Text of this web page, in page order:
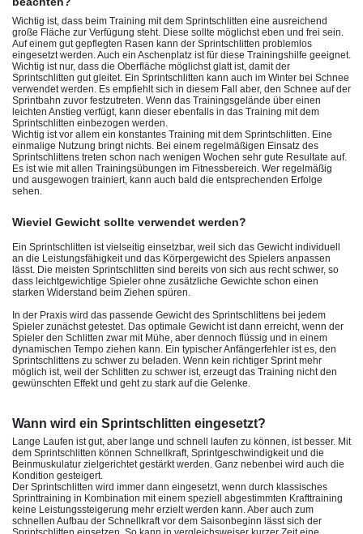
Wichtig ist, dass beim Training mit dem Sprintschlitten eine ausreichend
große Fläche zur Verfügung steht. Diese sollte möglichst eben und frei sein.
Auf einem gut gepflegten Rasen kann der Sprintschlitten problemlos
eingesetzt werden. Auch ein Aschenplatz ist für diese Trainingshilfe geeignet.
Wichtig ist nur, dass die Oberfläche möglichst glatt ist, damit der
Sprintschlitten gut gleitet. Ein Sprintschlitten kann auch im Winter bei Schnee
verwendet werden. Es empfiehlt sich in diesem Fall aber, den Schnee auf der
Sprintbahn zuvor festzutreten. Wenn das Trainingsgelände über einen
leichten Anstieg verfügt, kann dieser ebenfalls in das Training mit dem
Sprintschlitten einbezogen werden.
Wichtig ist vor allem ein konstantes Training mit dem Sprintschlitten. Eine
einmalige Nutzung bringt nichts. Bei einem regelmäßigen Einsatz des
Sprintschlittens treten schon nach wenigen Wochen sehr gute Resultate auf.
Es ist wie mit allen Trainingsübungen im Fitnessbereich. Wer regelmäßig
und ausgewogen trainiert, kann auch bald die entsprechenden Erfolge
sehen.
Wieviel Gewicht sollte verwendet werden?
Ein Sprintschlitten ist vielseitig einsetzbar, weil sich das Gewicht individuell
an die Leistungsfähigkeit und das Körpergewicht des Spielers anpassen
lässt. Die meisten Sprintschlitten sind bereits von sich aus recht schwer, so
dass leichtgewichtige Spieler ohne zusätzliche Gewichte schon einen
starken Widerstand beim Ziehen spüren.
In der Praxis wird das passende Gewicht des Sprintschlittens bei jedem
Spieler zunächst getestet. Das optimale Gewicht ist dann erreicht, wenn der
Spieler den Schlitten zwar mit Mühe, aber dennoch flüssig und in einem
dynamischen Tempo ziehen kann. Ein typischer Anfängerfehler ist es, den
Sprintschlittens zu schwer zu beladen. Wenn kein richtiger Sprint mehr
möglich ist, weil der Schlitten zu schwer ist, erzeugt das Training nicht den
gewünschten Effekt und geht zu stark auf die Gelenke.
Wann wird ein Sprintschlitten eingesetzt?
Lange Laufen ist gut, aber lange und schnell laufen zu können, ist besser. Mit
dem Sprintschlitten können Schnellkraft, Sprintgeschwindigkeit und die
Beinmuskulatur zielgerichtet gestärkt werden. Ganz nebenbei wird auch die
Kondition gesteigert.
Der Sprintschlitten wird immer dann eingesetzt, wenn durch klassisches
Sprinttraining in Kombination mit einem speziell abgestimmten Krafttraining
keine Leistungssteigerung mehr erzielt werden kann. Aber auch zum
schnellen Aufbau der Schnellkraft vor dem Saisonbeginn lässt sich der